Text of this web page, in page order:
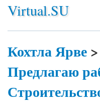
Virtual.SU
Кохтла Ярве>
Предлагаю